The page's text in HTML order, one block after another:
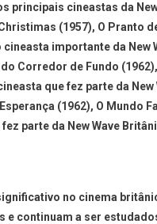
principais cineastas da
(1957), O Pranto
importante da
Corredor de Fundo
que fez parte da
(1962), O Mundo
parte da New Wave
no cinema
e continuam a ser